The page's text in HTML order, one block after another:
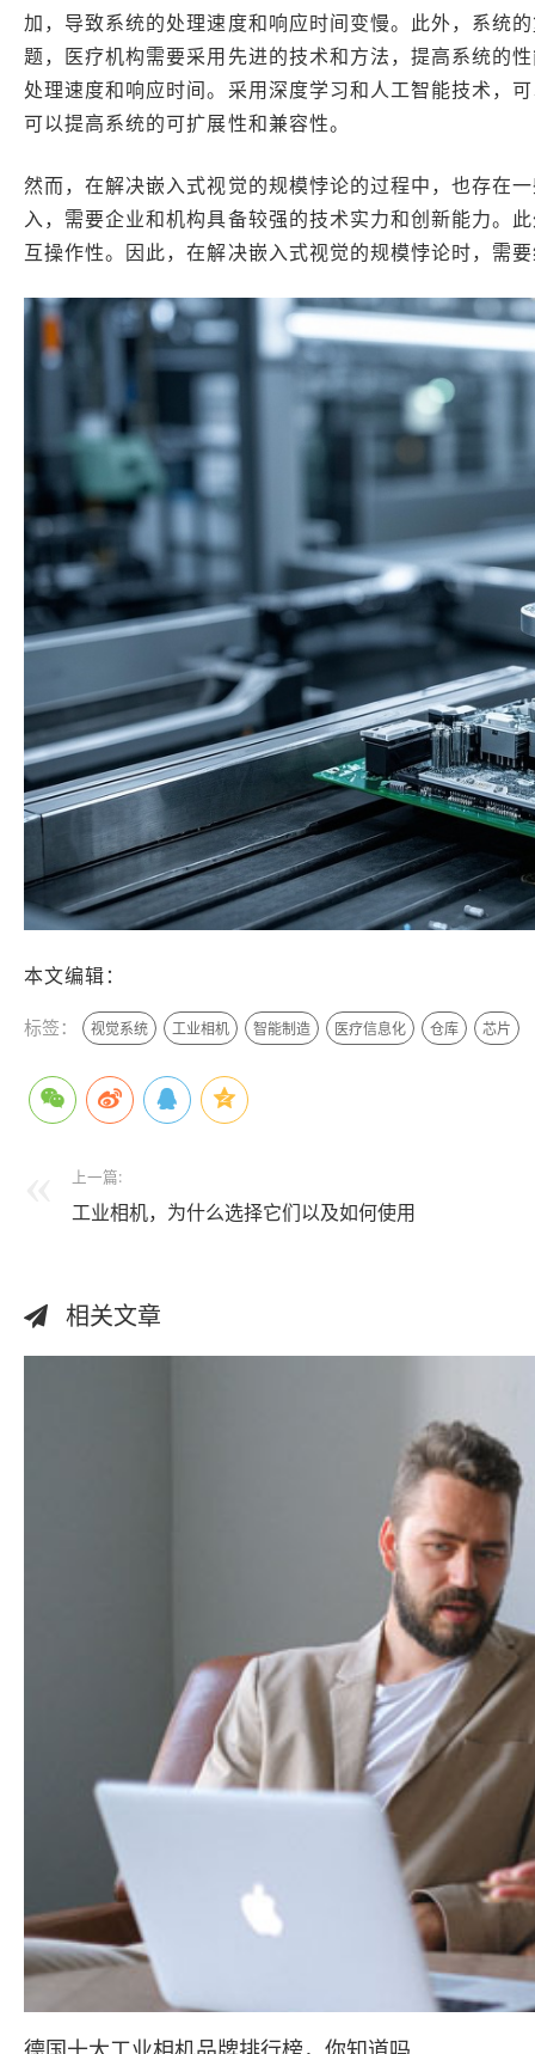
加，导致系统的处理速度和响应时间变慢。此外，系统
题，医疗机构需要采用先进的技术和方法，提高系统的
处理速度和响应时间。采用深度学习和人工智能技术，
可以提高系统的可扩展性和兼容性。
然而，在解决嵌入式视觉的规模悖论的过程中，也存在
入，需要企业和机构具备较强的技术实力和创新能力。
互操作性。因此，在解决嵌入式视觉的规模悖论时，需
本文编辑：
标签： 视觉系统 工业相机 智能制造 医疗信息化 仓库 芯片
上一篇:
工业相机，为什么选择它们以及如何使用
相关文章